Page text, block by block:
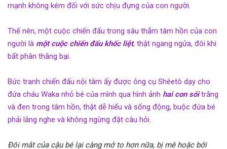
mạnh không kém đối với sức chịu đựng của con người.
Thế nên, một cuộc chiến đấu trong sâu thẳm tâm hồn của con
người là một cuộc chiến đấu khốc liệt, thật ngang ngửa, đôi khi
bất phân thắng bại.
Bức tranh chiến đấu nội tâm ấy được ông cụ Shêetô dạy cho
đứa cháu Waka nhỏ bé của mình qua hình ảnh hai con sóitrắng
và đen trong tâm hồn, thật dễ hiểu và sống động, buộc đứa bé
phải lắng nghe và không ngừng đặt câu hỏi.
Đôi mắt của cậu bé lại càng mở to hơn nữa, bị mê hoặc bởi